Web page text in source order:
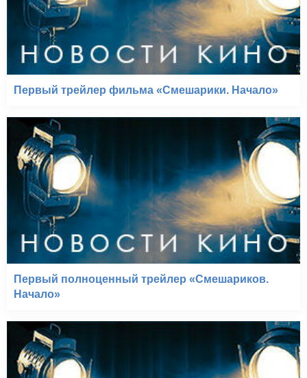
Первый трейлер фильма «Смешарики. Начало»
Первый полноценный трейлер «Смешариков.
Начало»